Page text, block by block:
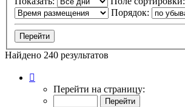
Порядок:
Найдено 240 результатов
Перейти на страницу: